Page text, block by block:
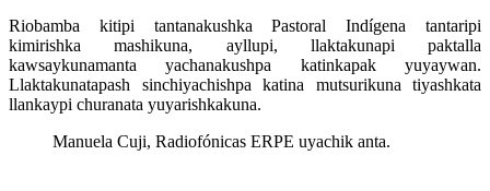
Riobamba kitipi tantanakushka Pastoral Indígena tantaripi
kimirishka mashikuna, ayllupi, llaktakunapi paktalla
kawsaykunamanta yachanakushpa katinkapak yuyaywan.
Llaktakunatapash sinchiyachishpa katina mutsurikuna tiyashkata
llankaypi churanata yuyarishkakuna.
Manuela Cuji, Radiofónicas ERPE uyachik anta.